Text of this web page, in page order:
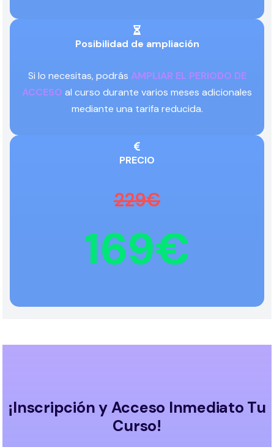
Posibilidad de ampliación
Si lo necesitas, podrás AMPLIAR EL PERIODO DE
ACCESO al curso durante varios meses adicionales
mediante una tarifa reducida.
PRECIO
229€
169€
¡Inscripción y Acceso Inmediato Tu
Curso!